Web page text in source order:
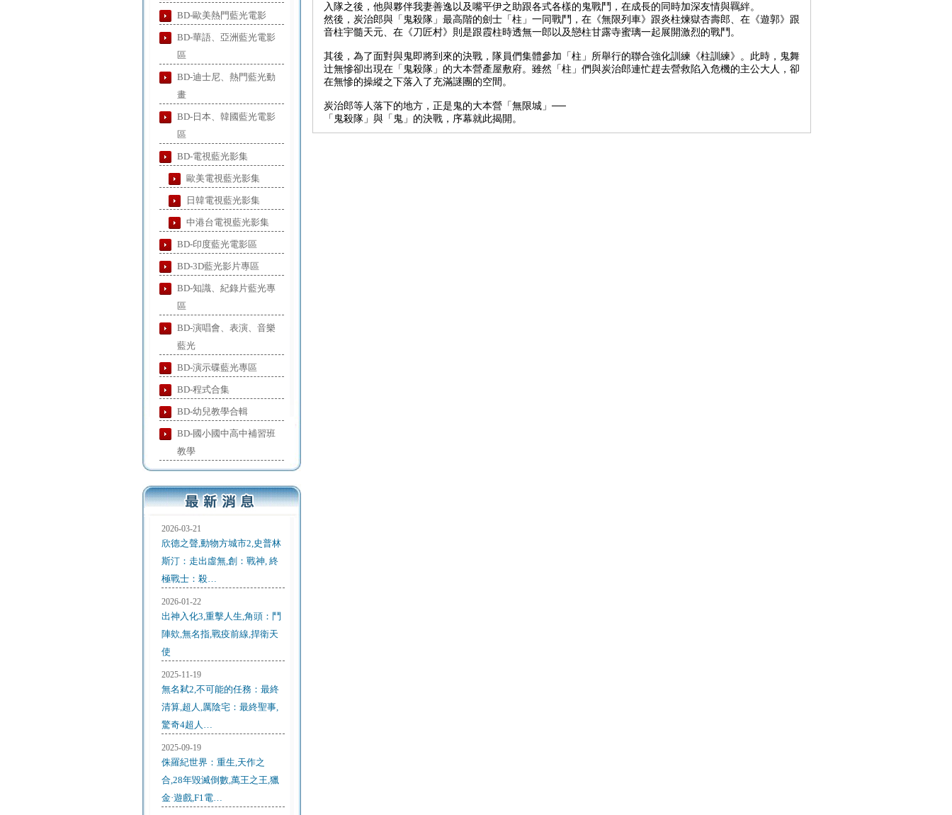
BD-歐美熱門藍光電影
BD-華語、亞洲藍光電影
區
BD-迪士尼、熱門藍光動
畫
BD-日本、韓國藍光電影
區
BD-電視藍光影集
歐美電視藍光影集
日韓電視藍光影集
中港台電視藍光影集
BD-印度藍光電影區
BD-3D藍光影片專區
BD-知識、紀錄片藍光專
區
BD-演唱會、表演、音樂
藍光
BD-演示碟藍光專區
BD-程式合集
BD-幼兒教學合輯
BD-國小國中高中補習班
教學
2026-03-21
欣德之聲,動物方城市2,史普林
斯汀：走出虛無,創：戰神, 終
極戰士：殺…
2026-01-22
出神入化3,重擊人生,角頭：鬥
陣欸,無名指,戰疫前線,捍衛天
使
2025-11-19
無名弒2,不可能的任務：最終
清算,超人,厲陰宅：最終聖事,
驚奇4超人…
2025-09-19
侏羅紀世界：重生,天作之
合,28年毀滅倒數,萬王之王,獵
金·遊戲,F1電…
入隊之後，他與夥伴我妻善逸以及嘴平伊之助跟各式各樣的鬼戰鬥，在成長的同時加深友情與羈絆。
然後，炭治郎與「鬼殺隊」最高階的劍士「柱」一同戰鬥，在《無限列車》跟炎柱煉獄杏壽郎、在《遊郭》跟
音柱宇髓天元、在《刀匠村》則是跟霞柱時透無一郎以及戀柱甘露寺蜜璃一起展開激烈的戰鬥。
其後，為了面對與鬼即將到來的決戰，隊員們集體參加「柱」所舉行的聯合強化訓練《柱訓練》。此時，鬼舞
辻無慘卻出現在「鬼殺隊」的大本營產屋敷府。雖然「柱」們與炭治郎連忙趕去營救陷入危機的主公大人，卻
在無慘的操縱之下落入了充滿謎團的空間。
炭治郎等人落下的地方，正是鬼的大本營「無限城」──
「鬼殺隊」與「鬼」的決戰，序幕就此揭開。